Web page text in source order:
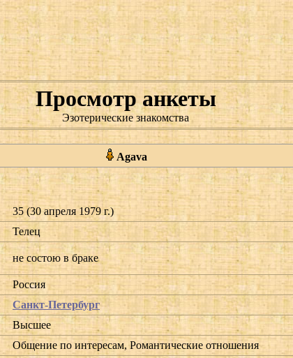
Просмотр анкеты
Эзотерические знакомства
Agava
35 (30 апреля 1979 г.)
Телец
не состою в браке
Россия
Санкт-Петербург
Высшее
Общение по интересам, Романтические отношения